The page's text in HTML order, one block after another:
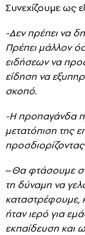
Συνεχίζουμε ως
-Δεν πρέπει να
Πρέπει μάλλον
ειδήσεων να
είδηση ​​να
σκοπό.
-Η προπαγάνδα
μετατόπιση της
–Θα φτάσουμε
τη δύναμη να
καταστρέφουμε,
ήταν ιερό για
εκπαίδευση και